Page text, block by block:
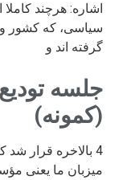
اشاره: هرچند
سیاسی، که کشور و
گرفته اند و
جلسه
(کمونه)
4 بالاخره قرار
میزبان ما یعنی